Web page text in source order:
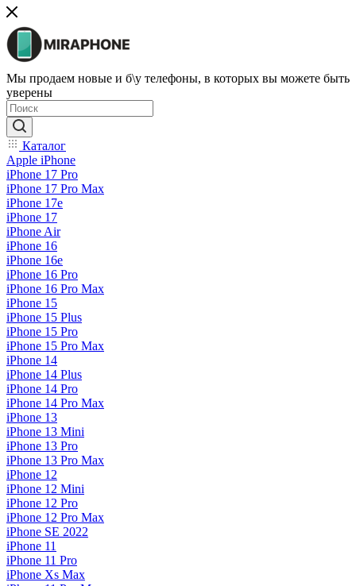
Мы продаем новые и б\у телефоны, в которых вы можете быть
уверены
Каталог
Apple iPhone
iPhone 17 Pro
iPhone 17 Pro Max
iPhone 17e
iPhone 17
iPhone Air
iPhone 16
iPhone 16e
iPhone 16 Pro
iPhone 16 Pro Max
iPhone 15
iPhone 15 Plus
iPhone 15 Pro
iPhone 15 Pro Max
iPhone 14
iPhone 14 Plus
iPhone 14 Pro
iPhone 14 Pro Max
iPhone 13
iPhone 13 Mini
iPhone 13 Pro
iPhone 13 Pro Max
iPhone 12
iPhone 12 Mini
iPhone 12 Pro
iPhone 12 Pro Max
iPhone SE 2022
iPhone 11
iPhone 11 Pro
iPhone Xs Max